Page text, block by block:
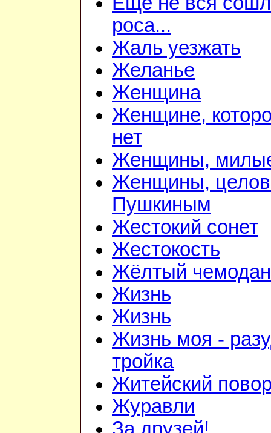
роса...
Жаль уезжать
Желанье
Женщина
Женщине,
нет
Женщины,
Женщины,
Пушкиным
Жестокий сонет
Жестокость
Жёлтый
Жизнь
Жизнь
Жизнь моя -
тройка
Житейский
Журавли